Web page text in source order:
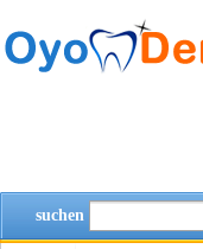
suchen